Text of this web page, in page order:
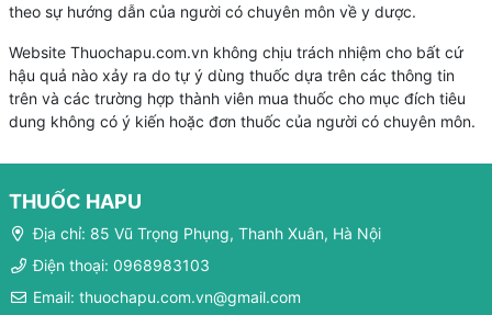
theo sự hướng dẫn của người có chuyên môn về y dược.
Website Thuochapu.com.vn không chịu trách nhiệm cho bất cứ
hậu quả nào xảy ra do tự ý dùng thuốc dựa trên các thông tin
trên và các trường hợp thành viên mua thuốc cho mục đích tiêu
dung không có ý kiến hoặc đơn thuốc của người có chuyên môn.
THUỐC HAPU
Địa chỉ: 85 Vũ Trọng Phụng, Thanh Xuân, Hà Nội
Điện thoại: 0968983103
Email: thuochapu.com.vn@gmail.com